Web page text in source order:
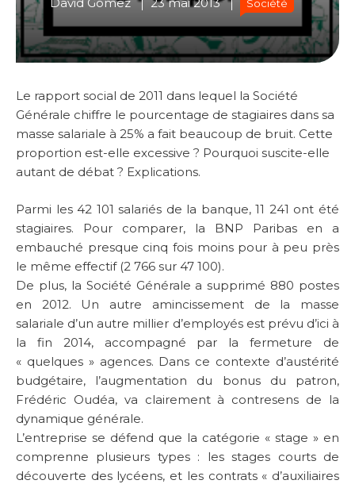
David Gomez 23 mai 2013 Société
Le rapport social de 2011 dans lequel la Société
Générale chiffre le pourcentage de stagiaires dans sa
masse salariale à 25% a fait beaucoup de bruit. Cette
proportion est-elle excessive ? Pourquoi suscite-elle
autant de débat ? Explications.
Parmi les 42 101 salariés de la banque, 11 241 ont été
stagiaires. Pour comparer, la BNP Paribas en a
embauché presque cinq fois moins pour à peu près
le même effectif (2 766 sur 47 100).
De plus, la Société Générale a supprimé 880 postes
en 2012. Un autre amincissement de la masse
salariale d’un autre millier d’employés est prévu d’ici à
la fin 2014, accompagné par la fermeture de
« quelques » agences. Dans ce contexte d’austérité
budgétaire, l’augmentation du bonus du patron,
Frédéric Oudéa, va clairement à contresens de la
dynamique générale.
L’entreprise se défend que la catégorie « stage » en
comprenne plusieurs types : les stages courts de
découverte des lycéens, et les contrats « d’auxiliaires